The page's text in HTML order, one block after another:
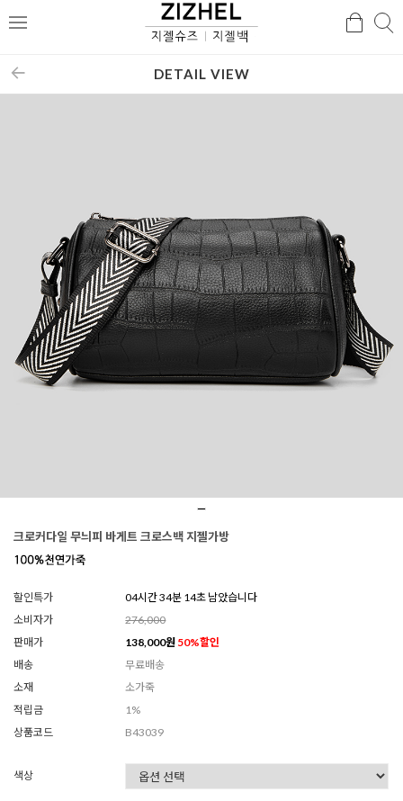
메
검
DETAIL VIEW
크로커다일 무늬피 바게트 크로스백 지젤가방
할인특가
04시간 34분 12초 남았습니다
소비자가
276,000
판매가
138,000원 50%할인
배송
무료배송
소재
소가죽
적립금
1%
상품코드
B43039
색상